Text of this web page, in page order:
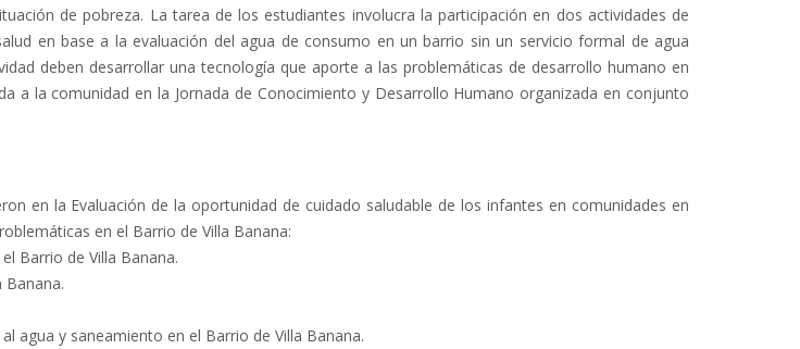
de pobreza. La tarea de los estudiantes involucra la participación en dos actividades de
en base a la evaluación del agua de consumo en un barrio sin un servicio formal de agua
deben desarrollar una tecnología que aporte a las problemáticas de desarrollo humano en
a la comunidad en la Jornada de Conocimiento y Desarrollo Humano organizada en conjunto
en la Evaluación de la oportunidad de cuidado saludable de los infantes en comunidades en
en el Barrio de Villa Banana:
Barrio de Villa Banana.
Banana.
agua y saneamiento en el Barrio de Villa Banana.